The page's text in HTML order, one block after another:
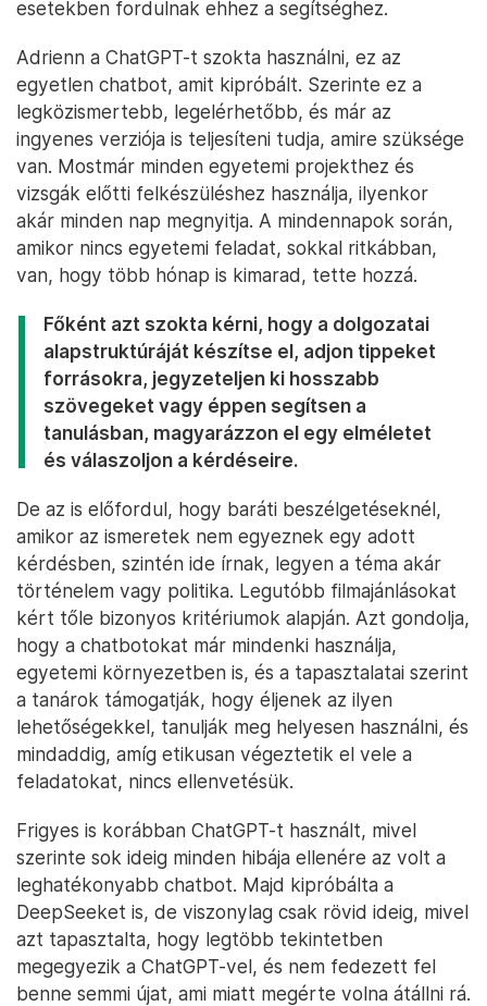
esetekben fordulnak ehhez a segítséghez.
Adrienn a ChatGPT-t szokta használni, ez az
egyetlen chatbot, amit kipróbált. Szerinte ez a
legközismertebb, legelérhetőbb, és már az
ingyenes verziója is teljesíteni tudja, amire szüksége
van. Mostmár minden egyetemi projekthez és
vizsgák előtti felkészüléshez használja, ilyenkor
akár minden nap megnyitja. A mindennapok során,
amikor nincs egyetemi feladat, sokkal ritkábban,
van, hogy több hónap is kimarad, tette hozzá.
Főként azt szokta kérni, hogy a dolgozatai
alapstruktúráját készítse el, adjon tippeket
forrásokra, jegyzeteljen ki hosszabb
szövegeket vagy éppen segítsen a
tanulásban, magyarázzon el egy elméletet
és válaszoljon a kérdéseire.
De az is előfordul, hogy baráti beszélgetéseknél,
amikor az ismeretek nem egyeznek egy adott
kérdésben, szintén ide írnak, legyen a téma akár
történelem vagy politika. Legutóbb filmajánlásokat
kért tőle bizonyos kritériumok alapján. Azt gondolja,
hogy a chatbotokat már mindenki használja,
egyetemi környezetben is, és a tapasztalatai szerint
a tanárok támogatják, hogy éljenek az ilyen
lehetőségekkel, tanulják meg helyesen használni, és
mindaddig, amíg etikusan végeztetik el vele a
feladatokat, nincs ellenvetésük.
Frigyes is korábban ChatGPT-t használt, mivel
szerinte sok ideig minden hibája ellenére az volt a
leghatékonyabb chatbot. Majd kipróbálta a
DeepSeeket is, de viszonylag csak rövid ideig, mivel
azt tapasztalta, hogy legtöbb tekintetben
megegyezik a ChatGPT-vel, és nem fedezett fel
benne semmi újat, ami miatt megérte volna átállni rá.